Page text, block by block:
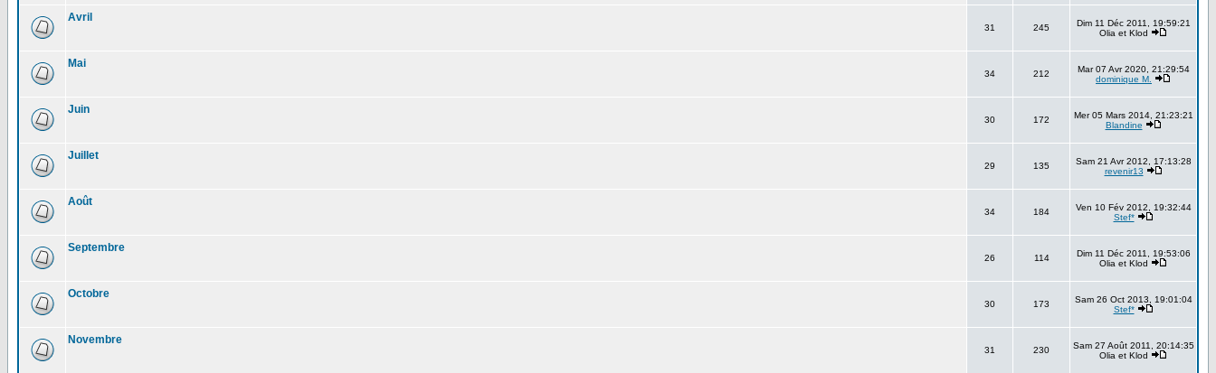
Avril
31 245
Dim 11 Déc 2011, 19:59:21
Olia et Klod
Mai
34 212
Mar 07 Avr 2020, 21:29:54
dominique M.
Juin
30 172
Mer 05 Mars 2014, 21:23:21
Blandine
Juillet
29 135
Sam 21 Avr 2012, 17:13:28
revenir13
Août
34 184
Ven 10 Fév 2012, 19:32:44
Stef*
Septembre
26 114
Dim 11 Déc 2011, 19:53:06
Olia et Klod
Octobre
30 173
Sam 26 Oct 2013, 19:01:04
Stef*
Novembre
31 230
Sam 27 Août 2011, 20:14:35
Olia et Klod